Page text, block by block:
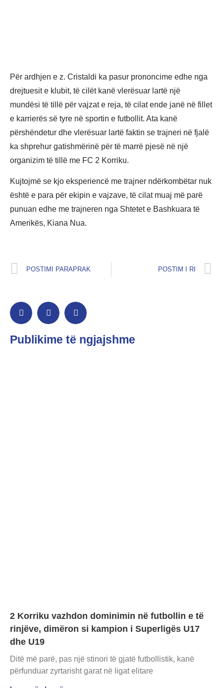
Për ardhjen e z. Cristaldi ka pasur prononcime edhe nga
drejtuesit e klubit, të cilët kanë vlerësuar lartë një
mundësi të tillë për vajzat e reja, të cilat ende janë në fillet
e karrierës së tyre në sportin e futbollit. Ata kanë
përshëndetur dhe vlerësuar lartë faktin se trajneri në fjalë
ka shprehur gatishmërinë për të marrë pjesë në një
organizim të tillë me FC 2 Korriku.
Kujtojmë se kjo eksperiencë me trajner ndërkombëtar nuk
është e para për ekipin e vajzave, të cilat muaj më parë
punuan edhe me trajneren nga Shtetet e Bashkuara të
Amerikës, Kiana Nua.
POSTIMI PARAPRAK POSTIM I RI
Publikime të ngjajshme
2 Korriku vazhdon dominimin në futbollin e të
rinjëve, dimëron si kampion i Superligës U17
dhe U19
Ditë më parë, pas një stinori të gjatë futbollistik, kanë
përfunduar zyrtarisht garat në ligat elitare